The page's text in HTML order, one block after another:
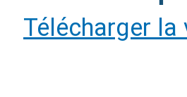
Télécharger